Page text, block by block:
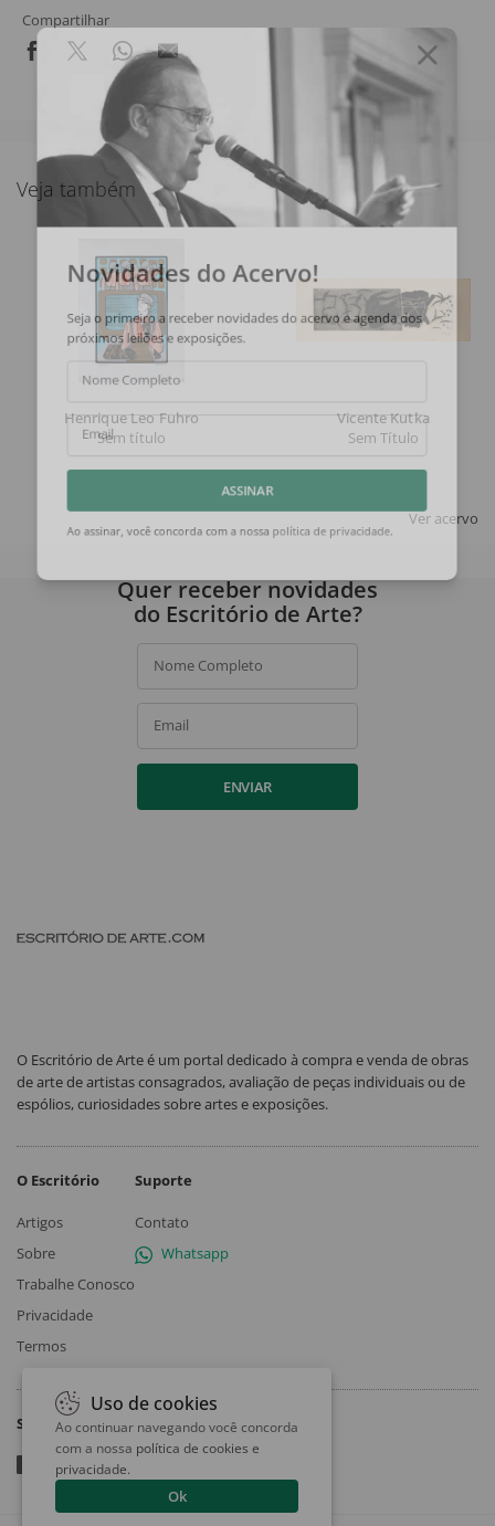
Compartilhar
Veja também
Henrique Leo Fuhro
Sem título
Vicente Kutka
Sem Título
Ver acervo
Novidades do Acervo!
Seja o primeiro a receber novidades do acervo e agenda dos
próximos leilões e exposições.
Nome Completo
Email
ASSINAR
Quer receber novidades
do Escritório de Arte?
Nome Completo
Email
ENVIAR
O Escritório de Arte é um portal dedicado à compra e venda de obras
de arte de artistas consagrados, avaliação de peças individuais ou de
espólios, curiosidades sobre artes e exposições.
O Escritório
Artigos
Sobre
Trabalhe Conosco
Privacidade
Termos
Suporte
Contato
Whatsapp
Siga
Uso de cookies
Ao continuar navegando você concorda
com a nossa política de cookies e
privacidade.
Ok